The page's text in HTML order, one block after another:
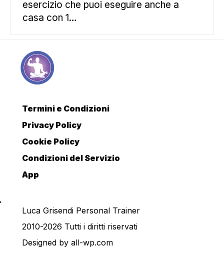
esercizio che puoi eseguire anche a
casa con 1…
Termini e Condizioni
Privacy Policy
Cookie Policy
Condizioni del Servizio
App
Luca Grisendi Personal Trainer
2010-2026 Tutti i diritti riservati
Designed by all-wp.com